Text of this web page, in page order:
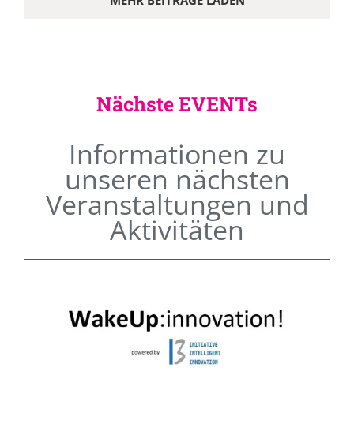
Nächste EVENTs
Informationen zu
unseren nächsten
Veranstaltungen und
Aktivitäten